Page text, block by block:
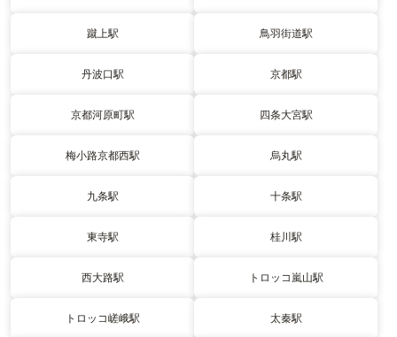
蹴上駅 鳥羽街道駅
丹波口駅 京都駅
京都河原町駅 四条大宮駅
梅小路京都西駅 烏丸駅
九条駅 十条駅
東寺駅 桂川駅
西大路駅 トロッコ嵐山駅
トロッコ嵯峨駅 太秦駅